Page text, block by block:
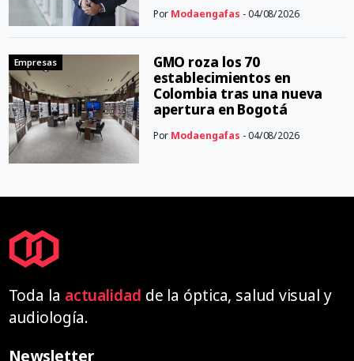
Por Modaengafas - 04/08/2026
Empresas
GMO roza los 70
establecimientos en
Colombia tras una nueva
apertura en Bogotá
Por Modaengafas - 04/08/2026
Toda la actualidad de la óptica, salud visual y
audiología.
Newsletter